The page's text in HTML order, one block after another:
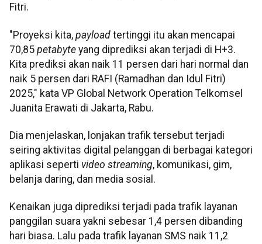
Fitri.
"Proyeksi kita, payload tertinggi itu akan mencapai
70,85 petabyte yang diprediksi akan terjadi di H+3.
Kita prediksi akan naik 11 persen dari hari normal dan
naik 5 persen dari RAFI (Ramadhan dan Idul Fitri)
2025," kata VP Global Network Operation Telkomsel
Juanita Erawati di Jakarta, Rabu.
Dia menjelaskan, lonjakan trafik tersebut terjadi
seiring aktivitas digital pelanggan di berbagai kategori
aplikasi seperti video streaming, komunikasi, gim,
belanja daring, dan media sosial.
Kenaikan juga diprediksi terjadi pada trafik layanan
panggilan suara yakni sebesar 1,4 persen dibanding
hari biasa. Lalu pada trafik layanan SMS naik 11,2